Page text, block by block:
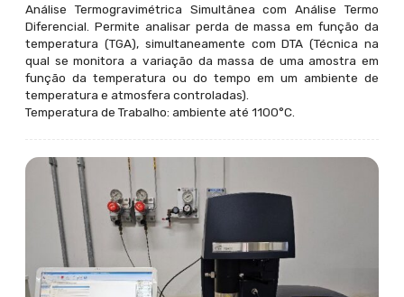
Análise Termogravimétrica Simultânea com Análise Termo
Diferencial. Permite analisar perda de massa em função da
temperatura (TGA), simultaneamente com DTA (Técnica na
qual se monitora a variação da massa de uma amostra em
função da temperatura ou do tempo em um ambiente de
temperatura e atmosfera controladas).
Temperatura de Trabalho: ambiente até 1100°C.